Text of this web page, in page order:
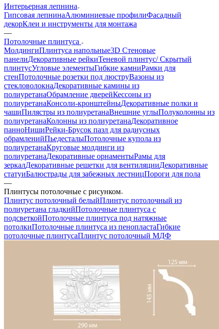
Интерьерная лепнина
Гипсовая лепнинаАлюминиевые профилиФасадный
декорКлеи и инструменты для монтажа
—
Потолочные плинтуса
МолдингиПлинтуса напольные3D Стеновые
панелиДекоративные рейкиТеневой плинтус/ Скрытый
плинтусУгловые элементыГибкие камниРамки для
стенПотолочные розетки под люструВазоны из
стекловолокнаДекоративные камины из
полиуретанаОбрамление дверейКессоны из
полиуретанаКонсоли-кронштейныДекоративные полки и
чашиПилястры из полиуретанаВнешние углыПолуколонны из
полиуретанаКолонны из полиуретанаДекоративное
панноНишиРейки-Брусок пазл для радиусных
обрамленийПьедесталыПотолочные купола из
полиуретанаКруговые молдинги из
полиуретанаДекоративные орнаментыРамы для
зеркалДекоративные решетки для вентиляцииДекоративные
статуиБалюстрады для забежных лестницПороги для пола
—
Плинтусы потолочные с рисунком
Плинтус потолочный белыйПлинтус потолочный из
полиуретана гладкийПотолочные плинтуса с
подсветкойПотолочные плинтуса под натяжные
потолкиПотолочные плинтуса из пенопластаГибкие
потолочные плинтусаПлинтус потолочный МДФ